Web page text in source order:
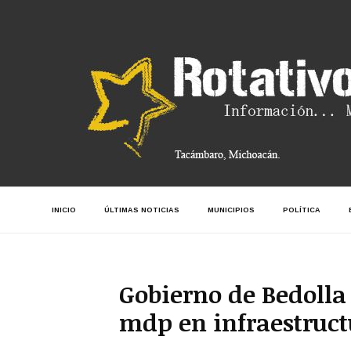
INICIO ÚLTIMAS NOTICIAS MUNICIPIOS POLÍTICA
Gobierno de
mdp en